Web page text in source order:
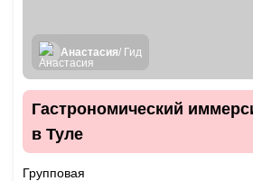
Анастасия/ Гид
Гастрономический
в Туле
Групповая